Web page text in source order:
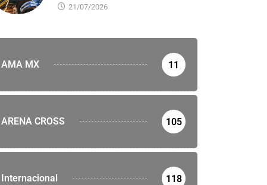
21/07/2026
AMA MX 11
ARENA CROSS 105
Internacional 118